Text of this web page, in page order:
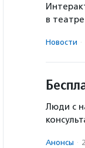
в
Новости ·
Люди с
Анонсы ·